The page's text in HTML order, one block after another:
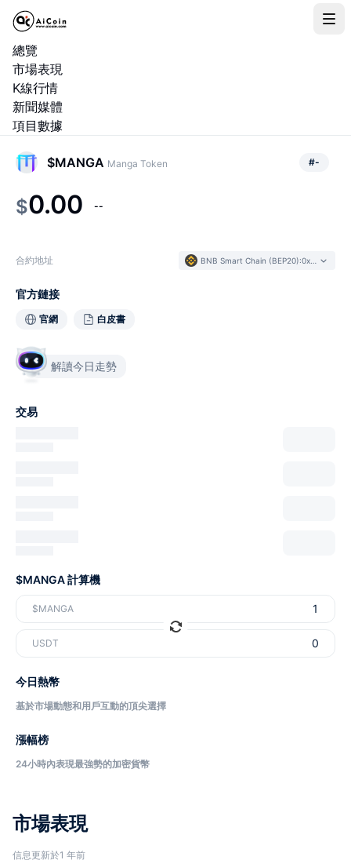
總覽
市場表現
K線行情
新聞媒體
項目數據
市場表現
信息更新於1 年前
$MANGA Manga Token #-
$0.00 --
合約地址 BNB Smart Chain (BEP20):0xc2cb...babd68
官方鏈接
官網 白皮書
解讀今日走勢
交易
$MANGA 計算機
$MANGA
USDT
今日熱幣
基於市場動態和用戶互動的頂尖選擇
漲幅榜
24小時內表現最強勢的加密貨幣